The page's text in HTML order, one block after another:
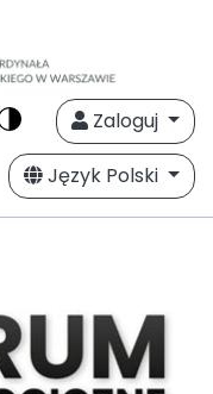
Zaloguj
Język Polski